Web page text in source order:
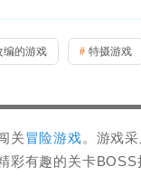
编的游戏 # 特摄游戏
关 冒险游戏。游戏
彩有趣的关卡